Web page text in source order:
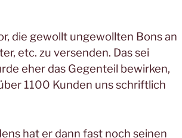
die gewollt ungewollten Bons an
etc. zu versenden. Das sei
eher das Gegenteil bewirken,
1100 Kunden uns schriftlich
hat er dann fast noch seinen